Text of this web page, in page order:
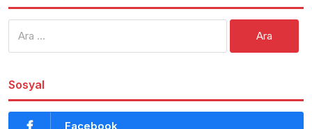
Sosyal
Facebook